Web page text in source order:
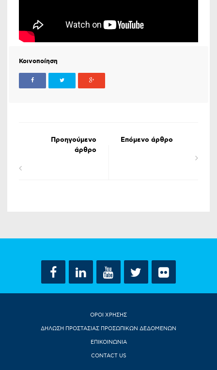
Κοινοποίηση
Προηγούμενο
άρθρο
Επόμενο άρθρο
ΟΡΟΙ ΧΡΗΣΗΣ
ΔΗΛΩΣΗ ΠΡΟΣΤΑΣΙΑΣ ΠΡΟΣΩΠΙΚΩΝ ΔΕΔΟΜΕΝΩΝ
ΕΠΙΚΟΙΝΩΝΙΑ
CONTACT US